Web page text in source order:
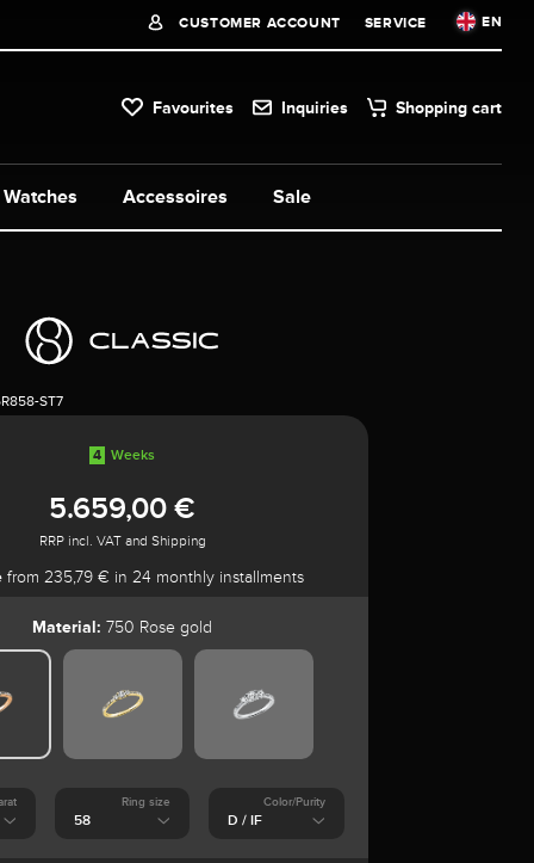
CUSTOMER ACCOUNT SERVICE EN
Favourites Inquiries Shopping cart
Watches Accessoires Sale
ST7
4 Weeks
5.659,00 €
RRP incl. VAT and Shipping
from 235,79 € in 24 monthly installments
Material: 750 Rose gold
Ring size Color/Purity